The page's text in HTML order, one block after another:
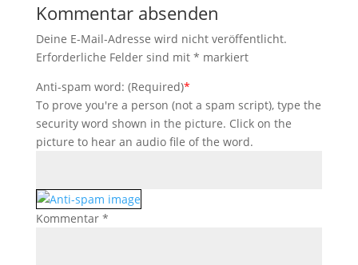
Kommentar absenden
Deine E-Mail-Adresse wird nicht veröffentlicht.
Erforderliche Felder sind mit * markiert
Anti-spam word: (Required)*
To prove you're a person (not a spam script), type the
security word shown in the picture. Click on the
picture to hear an audio file of the word.
Kommentar *